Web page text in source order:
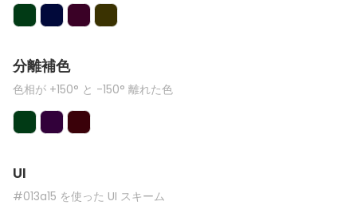
分離補色
色相が +150° と -150° 離れた色
UI
#013a15 を使った UI スキーム